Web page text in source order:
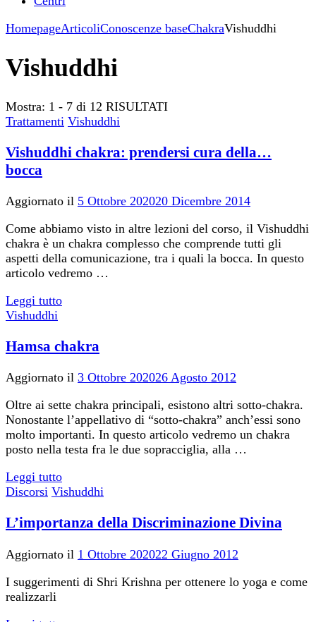
HomepageArticoliConoscenze baseChakraVishuddhi
Vishuddhi
Mostra: 1 - 7 di 12 RISULTATI
Trattamenti Vishuddhi
Vishuddhi chakra: prendersi cura della…
bocca
Aggiornato il 5 Ottobre 202020 Dicembre 2014
Come abbiamo visto in altre lezioni del corso, il Vishuddhi
chakra è un chakra complesso che comprende tutti gli
aspetti della comunicazione, tra i quali la bocca. In questo
articolo vedremo …
Leggi tutto
Vishuddhi
Hamsa chakra
Aggiornato il 3 Ottobre 202026 Agosto 2012
Oltre ai sette chakra principali, esistono altri sotto-chakra.
Nonostante l’appellativo di “sotto-chakra” anch’essi sono
molto importanti. In questo articolo vedremo un chakra
posto nella testa fra le due sopracciglia, alla …
Leggi tutto
Discorsi Vishuddhi
L’importanza della Discriminazione Divina
Aggiornato il 1 Ottobre 202022 Giugno 2012
I suggerimenti di Shri Krishna per ottenere lo yoga e come
realizzarli